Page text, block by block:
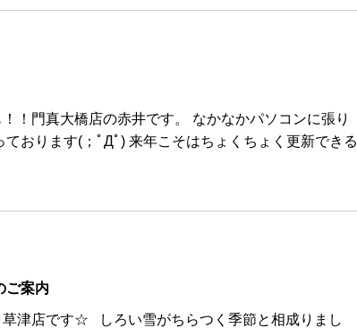
！門真大橋店の赤井です。 なかなかパソコンに張り
おります(；ﾟДﾟ) 来年こそはちょくちょく更新できる
ご案内
津店です☆ しろい雪がちらつく季節と相成りまし